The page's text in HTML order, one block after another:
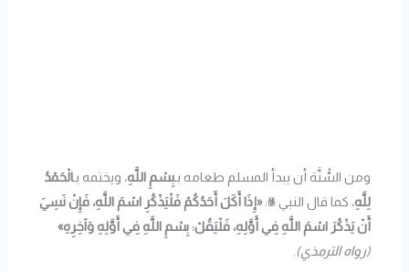
ومن السُّنَّة أن يبدأ المسلم طعامه بـبِسْمِ اللَّهِ، ويختمه بـالْحَمْدُ
لِلَّهِ، كما قال النبي ﷺ:«إِذَا أَكَلَ أَحَدُكُمْ فَلْيَذْكُرِ اسْمَ اللَّهِ، فَإِنْ نَسِيَ
أَنْ يَذْكُرَ اسْمَ اللَّهِ فِي أَوَّلِهِ، فَلْيَقُلْ: بِسْمِ اللَّهِ فِي أَوَّلِهِ وَآخِرِهِ»
(رواه الترمذي)